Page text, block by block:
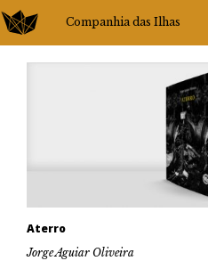
Companhia das Ilhas
Aterro
Jorge Aguiar Oliveira